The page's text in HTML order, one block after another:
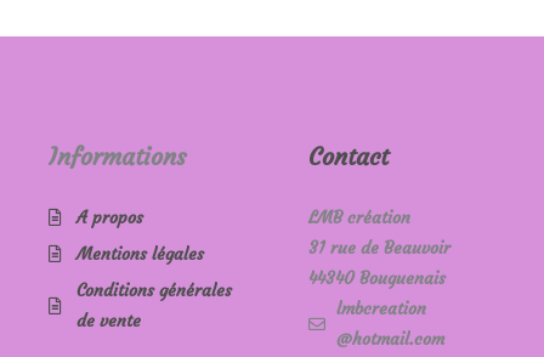
Informations
A propos
Mentions légales
Conditions générales
de vente
Contact
LMB création
31 rue de Beauvoir
44340 Bouguenais
lmbcreation
@hotmail.com